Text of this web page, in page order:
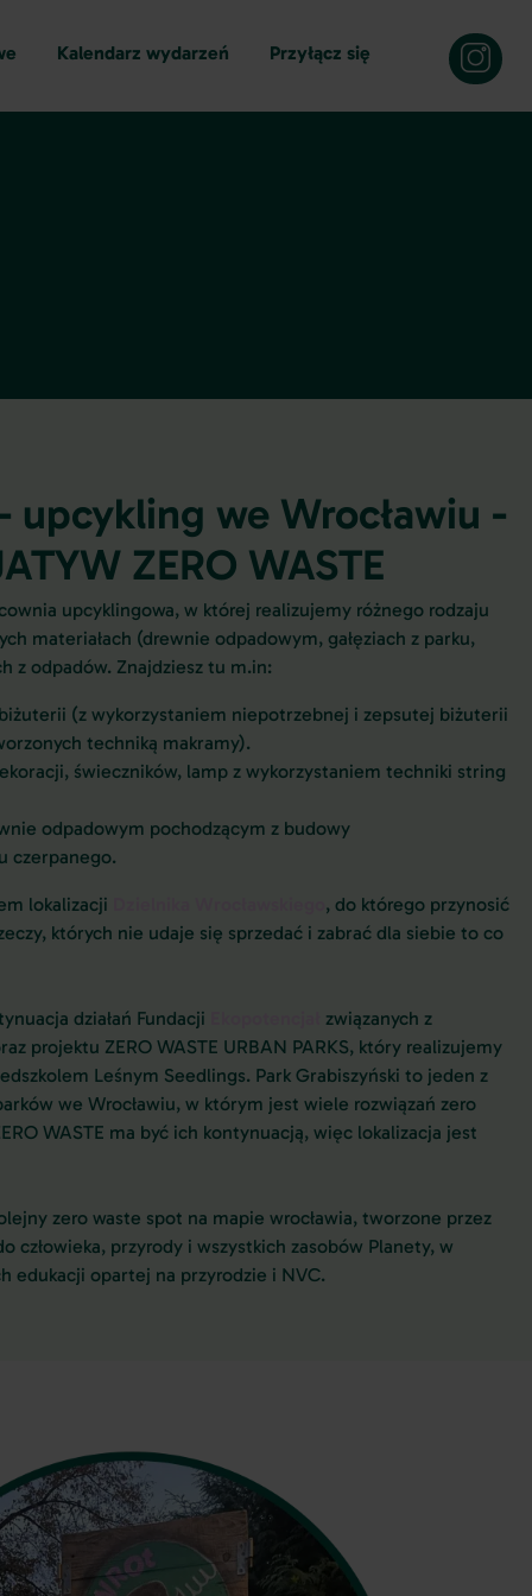
Kalendarz wydarzeń Przyłącz się
upcykling we Wrocławiu -
ZERO WASTE
upcyklingowa, w której realizujemy różnego rodzaju
materiałach (drewnie odpadowym, gałęziach z parku,
z odpadów. Znajdziesz tu m.in:
(z wykorzystaniem niepotrzebnej i zepsutej biżuterii
techniką makramy).
świeczników, lamp z wykorzystaniem techniki string
odpadowym pochodzącym z budowy
czerpanego.
lokalizacji
, do którego przynosić
których nie udaje się sprzedać i zabrać dla siebie to co
działań Fundacji
związanych z
projektu ZERO WASTE URBAN PARKS, który realizujemy
Leśnym Seedlings. Park Grabiszyński to jeden z
we Wrocławiu, w którym jest wiele rozwiązań zero
WASTE ma być ich kontynuacją, więc lokalizacja jest
zero waste spot na mapie wrocławia, tworzone przez
człowieka, przyrody i wszystkich zasobów Planety, w
edukacji opartej na przyrodzie i NVC.